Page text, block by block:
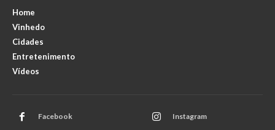
Home
Vinhedo
Cidades
Entretenimento
Vídeos
Facebook Instagram